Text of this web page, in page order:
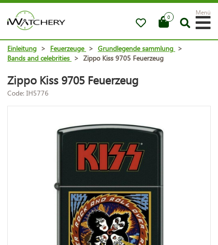
0
Menü
Einleitung > Feuerzeuge > Grundlegende sammlung >
Bands and celebrities > Zippo Kiss 9705 Feuerzeug
Zippo Kiss 9705 Feuerzeug
Code: IH5776